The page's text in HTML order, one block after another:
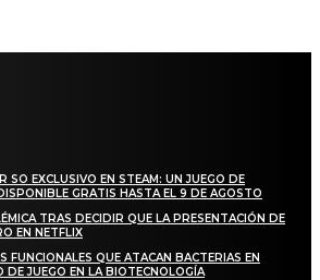
SO EXCLUSIVO EN STEAM: UN JUEGO DE
GRATIS HASTA EL 9 DE AGOSTO
TRAS DECIDIR QUE LA PRESENTACIÓN DE
EN NETFLIX
FUNCIONALES QUE ATACAN BACTERIAS EN
JUEGO EN LA BIOTECNOLOGÍA